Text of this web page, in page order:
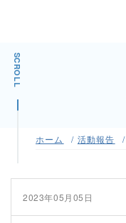
SCROLL
ホーム 活動報告
2023年05月05日